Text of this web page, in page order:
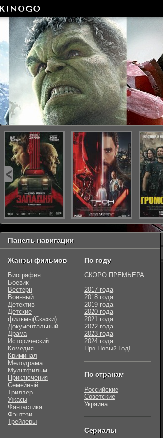
Панель навигации
Жанры фильмов
Биография
Боевик
Вестерн
Военный
Детектив
Детские
фильмы(Сказки)
Документальный
Драма
Исторический
Комедия
Криминал
Мелодрама
Мультфильм
Приключения
Семейный
Триллер
Ужасы
Фантастика
Фэнтези
Трейлеры
По году
СКОРО ПРЕМЬЕРА
2017 года
2018 года
2019 года
2020 года
2021 года
2022 года
2023 года
2024 года
Про Новый Год!
По странам
Российские
Советские
Украина
Сериалы